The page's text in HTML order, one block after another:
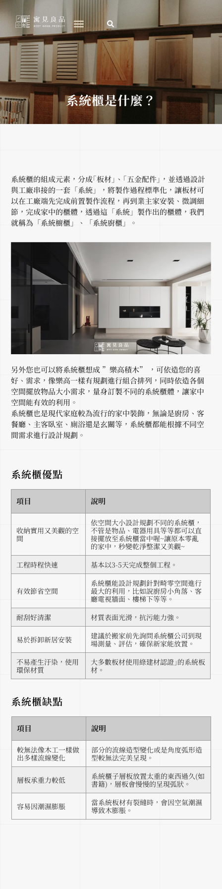
至
要
系統櫃是什麼？
系統櫃的組成元素，分成｢板材｣、｢五金配件｣，並透過設計
與工廠串接的一套「系統」，將製作過程標準化，讓板材可
以在工廠端先完成前置製作流程，再到業主家安裝、微調細
節，完成家中的櫃體，透過這「系統」製作出的櫃體，我們
就稱為「系統櫥櫃」、「系統廚櫃」。
另外您也可以將系統櫃想成 ”樂高積木” ，可依造您的喜
好、需求，像樂高一樣有規劃進行組合排列，同時依造各個
空間擺放物品大小需求，量身訂製不同的系統櫃體，讓家中
空間能有效的利用。
系統櫃也是現代家庭較為流行的家中裝飾，無論是廚房、客
餐廳、主客臥室、廁浴還是玄關等，系統櫃都能根據不同空
間需求進行設計規劃。
系統櫃優點
項目 說明
收納實用又美觀的空
間
依空間大小設計規劃不同的系統櫃，
不管是物品、電器用具等等都可以直
接擺放至系統櫃當中喔~讓原本零亂
的家中，秒變乾淨整潔又美觀~
工程時程快速
基本以3-5天完成整個工程。
有效節省空間
系統櫃能設計規劃針對畸零空間進行
最大的利用，比如說廚房小角落、客
廳電視牆面、樓梯下等等。
耐刮好清潔
材質表面光滑，抗污能力強。
易於拆卸新居安裝
建議於搬家前先詢問系統櫃公司到現
場測量、評估，確保新家能放置。
不易產生汙染，使用
環保材質
大多數板材使用綠建材認證｣的系統板
材。
系統櫃缺點
項目 說明
較無法像木工一樣做
出多樣流線變化
部分的流線造型變化或是角度弧形造
型較無法完美呈現。
層板承重力較低
系統櫃子層板放置太重的東西過久(如
書籍)，層板會慢慢的呈現弧狀。
容易因潮濕膨脹
當系統板材有裂縫時，會因空氣潮濕
導致木膨脹。